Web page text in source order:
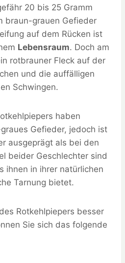
20 bis 25 Gramm
braun-grauen Gefieder
auf dem Rücken ist
Lebensraum. Doch am
rotbrauner Fleck auf der
und die auffälligen
Schwingen.
haben
Gefieder, jedoch ist
ausgeprägt als bei den
beider Geschlechter sind
ihnen in ihrer natürlichen
Tarnung bietet.
des Rotkehlpiepers besser
Sie sich das folgende